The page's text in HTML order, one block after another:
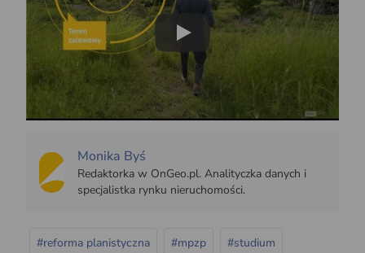
Play
Monika Byś
Redaktorka w OnGeo.pl. Analityczka danych i
specjalistka rynku nieruchomości.
#reforma planistyczna #mpzp #studium